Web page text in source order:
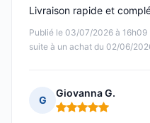
Publié le 03/07/2026 à 16h09
suite à un achat du 02/06/
Livraison rapide et
G
Giovanna G.
Note : 5 sur 5